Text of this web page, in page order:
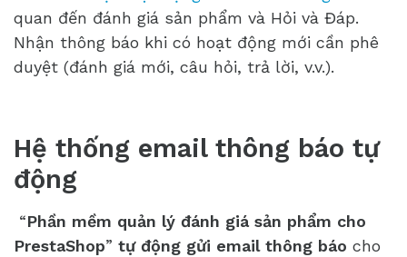
quan đến đánh giá sản phẩm và Hỏi và Đáp.
Nhận thông báo khi có hoạt động mới cần phê
duyệt (đánh giá mới, câu hỏi, trả lời, v.v.).
Hệ thống email thông báo tự
động
“Phần mềm quản lý đánh giá sản phẩm cho
PrestaShop” tự động gửi email thông báo cho